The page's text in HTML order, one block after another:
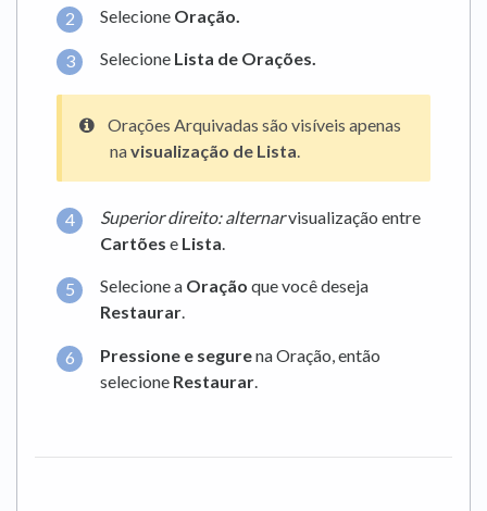
Selecione Oração.
Selecione Lista de Orações.
Orações Arquivadas são visíveis apenas
navisualização de Lista.
Superior direito: alternarvisualização entre
Cartões e Lista
Selecione a Oração que você deseja
Restaurar.
Pressione e segurena Oração, então
selecione Restaurar.